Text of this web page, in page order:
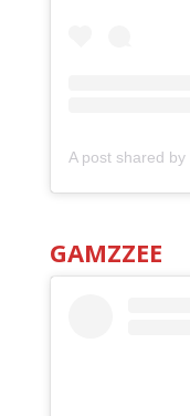
GAMZZEE